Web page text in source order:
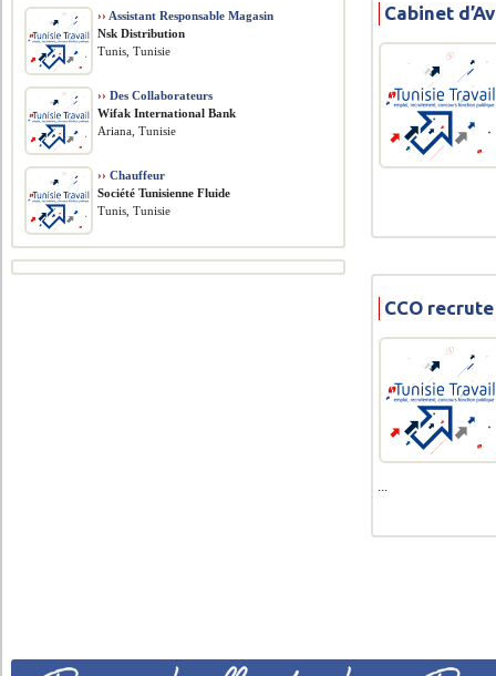
Cabinet
CCO
›› Assistant Responsable Magasin
Nsk Distribution
Tunis, Tunisie
›› Des Collaborateurs
Wifak International Bank
Ariana, Tunisie
›› Chauffeur
Société Tunisienne Fluide
Tunis, Tunisie